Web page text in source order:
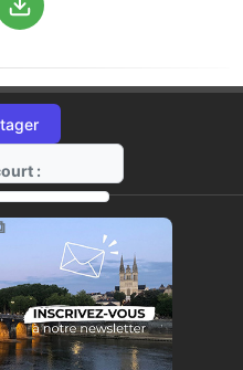
:
https://radio-g.fr?17499